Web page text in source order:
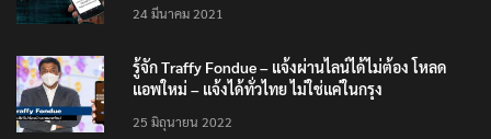
24 มีนาคม 2021
รู้จัก Traffy Fondue – แจ้งผ่านไลน์ได้ไม่ต้อง โหลด
แอพใหม่ – แจ้งได้ทั่วไทย ไม่ใช่แค่ในกรุง
25 มิถุนายน 2022